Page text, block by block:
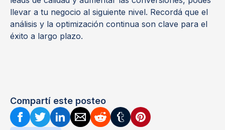
llevar a tu negocio al siguiente nivel. Recordá que el
análisis y la optimización continua son clave para el
éxito a largo plazo.
Compartí este posteo